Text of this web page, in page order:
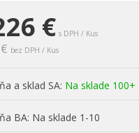
€ s DPH / Kus
bez DPH / Kus
a sklad SA: Na sklade 100+
BA: Na sklade 1-10